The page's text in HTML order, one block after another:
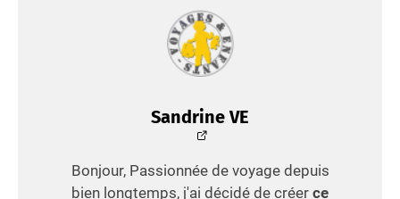
Sandrine VE
Bonjour, Passionnée de voyage depuis
bien longtemps, j'ai décidé de créer ce